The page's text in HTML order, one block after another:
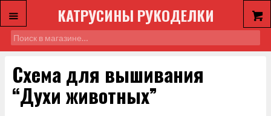
КАТРУСИНЫ РУКОДЕЛКИ
Схема для вышивания
“Духи животных”